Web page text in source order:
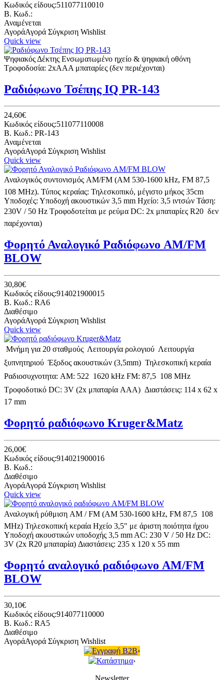
Κωδικός είδους:511077110010
B. Κωδ.:
Αναμένεται
ΑγοράΑγορά Σύγκριση Wishlist
Quick view
Ψηφιακός Δέκτης Ενσωματωμένο ηχείο & ψηφιακή οθόνη
Τροφοδοσία: 2xΑΑΑ μπαταρίες (δεν περιέχονται)
Ραδιόφωνο Τσέπης IQ PR-143
24,60€
Κωδικός είδους:511077110008
B. Κωδ.: PR-143
Αναμένεται
ΑγοράΑγορά Σύγκριση Wishlist
Quick view
Αναλογικός συντονισμός AM/FM (AM 530-1600 kHz, FM 87,5 
108 MHz). Τύπος κεραίας: Τηλεσκοπικό, μέγιστο μήκος 35cm
Υποδοχές: Υποδοχή ακουστικών 3,5 mm Ηχείο: 3,5 ιντσών Τάση:
230V / 50 Hz Τροφοδοτείται με ρεύμα DC: 2x μπαταρίες R20  δεν
παρέχονται)
Φορητό Αναλογικό Ραδιόφωνο AM/FM
BLOW
30,80€
Κωδικός είδους:914021900015
B. Κωδ.: RA6
Διαθέσιμο
ΑγοράΑγορά Σύγκριση Wishlist
Quick view
 Μνήμη για 20 σταθμούς  Λειτουργία ρολογιού  Λειτουργία
ξυπνητηριού  Έξοδος ακουστικών (3,5mm)  Τηλεσκοπική κεραία 
Ραδιοσυχνοτητα: AM: 522  1620 kHz FM: 87,5  108 MHz 
Τροφοδοτικό DC: 3V (2x μπαταρία AAA)  Διαστάσεις: 114 x 62 x
17 mm
Φορητό ραδιόφωνο Kruger&Matz
26,00€
Κωδικός είδους:914021900016
B. Κωδ.:
Διαθέσιμο
ΑγοράΑγορά Σύγκριση Wishlist
Quick view
Αναλογική ρύθμιση AM / FM (AM 530-1600 kHz, FM 87,5  108
MHz) Τηλεσκοπική κεραία Ηχείο 3,5" με άριστη ποιότητα ήχου
Υποδοχή ακουστικών υποδοχής 3,5 mm AC: 230 V / 50 Hz DC:
3V (2x R20 μπαταρία) Διαστάσεις: 235 x 120 x 55 mm
Φορητό αναλογικό ραδιόφωνο AM/FM
BLOW
30,10€
Κωδικός είδους:914077110000
B. Κωδ.: RA5
Διαθέσιμο
ΑγοράΑγορά Σύγκριση Wishlist
Εγγραφή B2B›
Κατάστημα›
Newsletter